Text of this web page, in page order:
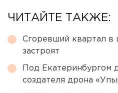
ЧИТАЙТЕ ТАКЖЕ:
Сгоревший квартал в
застроят
Под Екатеринбургом
создателя дрона